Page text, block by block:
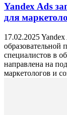
Yandex Ads
для
17.02.2025
образовательной
специалистов в
направлена на
маркетологов и